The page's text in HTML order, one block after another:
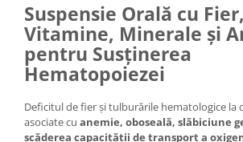
Suspensie Orală cu Fier,
Vitamine, Minerale și
pentru Susținerea
Hematopoiezei
Deficitul de fier și tulburările hematologice la
asociate cu anemie, oboseală, slăbiciune
scăderea capacității de transport a